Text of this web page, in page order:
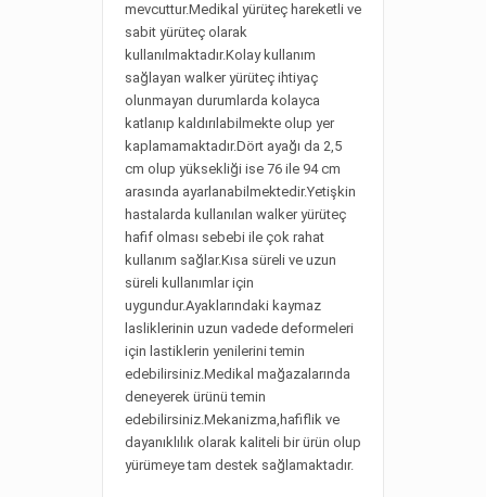
mevcuttur.Medikal yürüteç hareketli ve
sabit yürüteç olarak
kullanılmaktadır.Kolay kullanım
sağlayan walker yürüteç ihtiyaç
olunmayan durumlarda kolayca
katlanıp kaldırılabilmekte olup yer
kaplamamaktadır.Dört ayağı da 2,5
cm olup yüksekliği ise 76 ile 94 cm
arasında ayarlanabilmektedir.Yetişkin
hastalarda kullanılan walker yürüteç
hafif olması sebebi ile çok rahat
kullanım sağlar.Kısa süreli ve uzun
süreli kullanımlar için
uygundur.Ayaklarındaki kaymaz
lasliklerinin uzun vadede deformeleri
için lastiklerin yenilerini temin
edebilirsiniz.Medikal mağazalarında
deneyerek ürünü temin
edebilirsiniz.Mekanizma,hafiflik ve
dayanıklılık olarak kaliteli bir ürün olup
yürümeye tam destek sağlamaktadır.